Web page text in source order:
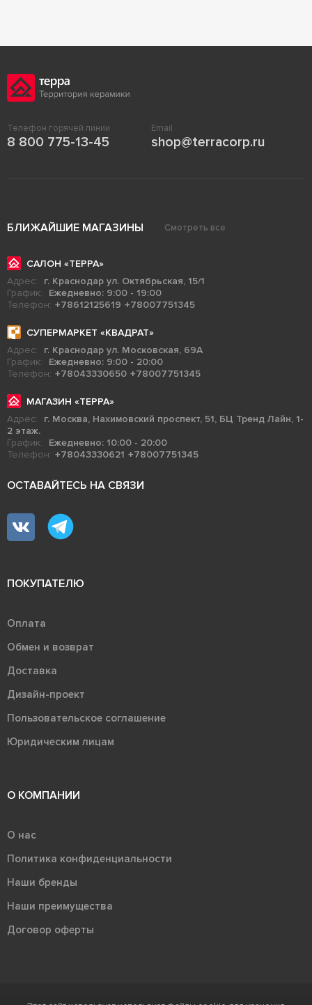
Телефон горячей линии
8 800 775-13-45
Email
shop@terracorp.ru
БЛИЖАЙШИЕ МАГАЗИНЫ Смотреть все
САЛОН «ТЕРРА»
Адрес:
г. Краснодар ул. Октябрьская, 15/1
График:
Ежедневно: 9:00 - 19:00
Телефон: +78612125619 +78007751345
СУПЕРМАРКЕТ «КВАДРАТ»
Адрес:
г. Краснодар ул. Московская, 69А
График:
Ежедневно: 9:00 - 20:00
Телефон: +78043330650 +78007751345
МАГАЗИН «ТЕРРА»
Адрес:
г. Москва, Нахимовский проспект, 51, БЦ Тренд Лайн, 1-
2 этаж.
График:
Ежедневно: 10:00 - 20:00
Телефон: +78043330621 +78007751345
ОСТАВАЙТЕСЬ НА СВЯЗИ
ПОКУПАТЕЛЮ
Оплата
Обмен и возврат
Доставка
Дизайн-проект
Пользовательское соглашение
Юридическим лицам
О КОМПАНИИ
О нас
Политика конфиденциальности
Наши бренды
Наши преимущества
Договор оферты